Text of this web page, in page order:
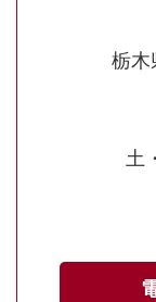
栃
土